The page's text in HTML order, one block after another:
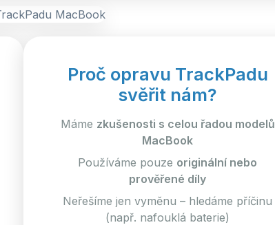
Proč opravu TrackPadu
svěřit nám?
Máme zkušenosti s celou řadou modelů
MacBook
Používáme pouze originální nebo
prověřené díly
Neřešíme jen vyměnu – hledáme příčinu
(např. nafouklá baterie)